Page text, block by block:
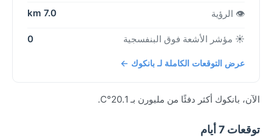
👁️ الرؤية 7.0 km
☀️ مؤشر الأشعة فوق البنفسجية 0
عرض التوقعات الكاملة لـ بانكوك ←
الآن، بانكوك أكثر دفئًا من ملبورن بـ 20.1°C.
توقعات 7 أيام